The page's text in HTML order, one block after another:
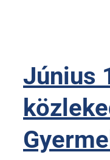
Június